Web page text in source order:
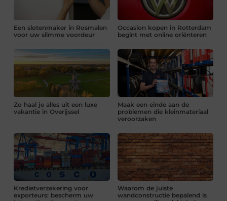
Een slotenmaker in Rosmalen
voor uw slimme voordeur
Occasion kopen in Rotterdam
begint met online oriënteren
Zo haal je alles uit een luxe
vakantie in Overijssel
Maak een einde aan de
problemen die kleinmateriaal
veroorzaken
Kredietverzekering voor
exporteurs: bescherm uw
Waarom de juiste
wandconstructie bepalend is